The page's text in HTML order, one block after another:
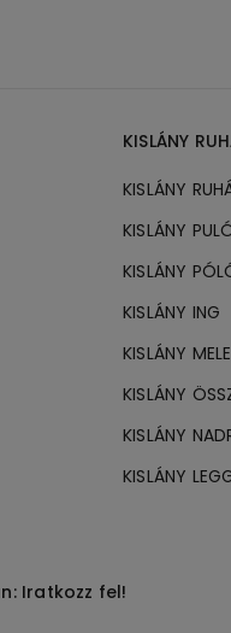
KISLÁNY
KISLÁNY
KISLÁNY
KISLÁNY
KISLÁNY ING
KISLÁNY
KISLÁNY
KISLÁNY
KISLÁNY
Iratkozz fel!